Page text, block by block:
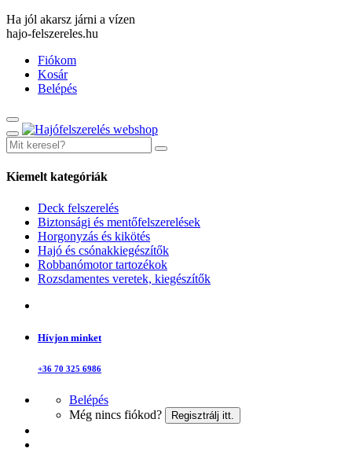
Ha jól akarsz járni a vízen
hajo-felszereles.hu
Fiókom
Kosár
Belépés
Kiemelt kategóriák
Deck felszerelés
Biztonsági és mentőfelszerelések
Horgonyzás és kikötés
Hajó és csónakkiegészítők
Robbanómotor tartozékok
Rozsdamentes veretek, kiegészítők
Hívjon minket
+36 70 325 6986
Belépés
Még nincs fiókod?
Regisztrálj itt.